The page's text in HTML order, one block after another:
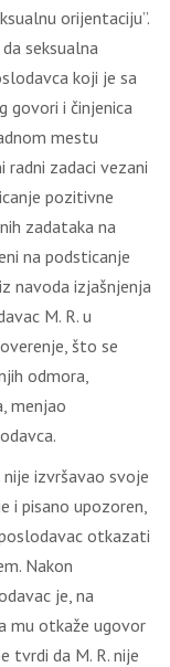
orijentaciju”.
seksualna
koji je sa
govori i činjenica
mestu
zadaci vezani
pozitivne
zadataka na
na podsticanje
navoda izjašnjenja
M. R. u
što se
odmora,
menjao
nije izvršavao svoje
i pisano upozoren,
otkazati
Nakon
je, na
mu otkaže ugovor
tvrdi da M. R. nije